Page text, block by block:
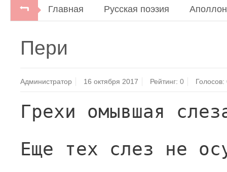
Главная Русская поэзия
Пери
Администратор 16 октября 2017 Рейтинг:0 Голосов:
Грехи омывшая
Еще тех слез не